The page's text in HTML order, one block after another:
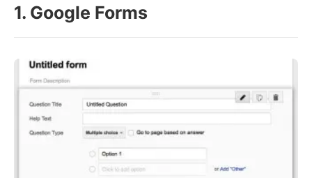
1. Google Forms